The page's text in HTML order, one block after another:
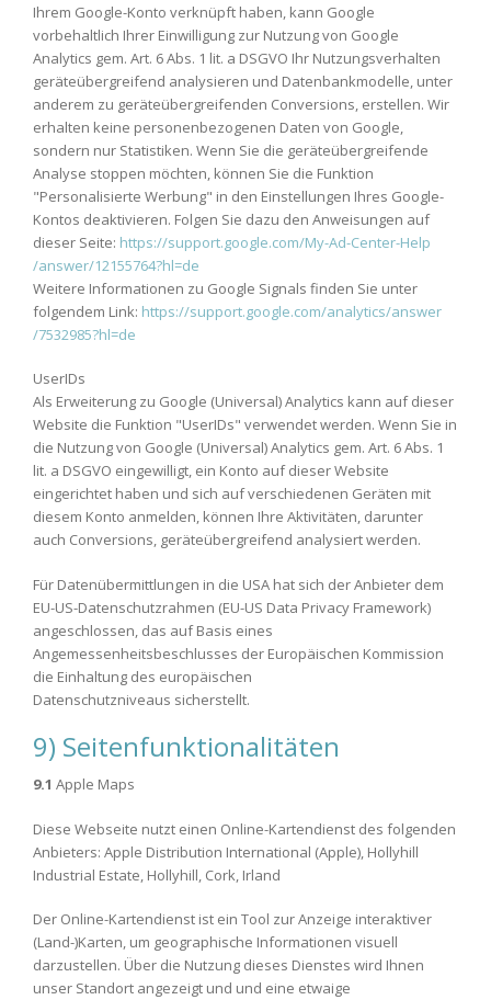
Ihrem Google-Konto verknüpft haben, kann Google
vorbehaltlich Ihrer Einwilligung zur Nutzung von Google
Analytics gem. Art. 6 Abs. 1 lit. a DSGVO Ihr Nutzungsverhalten
geräteübergreifend analysieren und Datenbankmodelle, unter
anderem zu geräteübergreifenden Conversions, erstellen. Wir
erhalten keine personenbezogenen Daten von Google,
sondern nur Statistiken. Wenn Sie die geräteübergreifende
Analyse stoppen möchten, können Sie die Funktion
"Personalisierte Werbung" in den Einstellungen Ihres Google-
Kontos deaktivieren. Folgen Sie dazu den Anweisungen auf
dieser Seite: https://support.google.com/My-Ad-Center-Help
/answer/12155764?hl=de
Weitere Informationen zu Google Signals finden Sie unter
folgendem Link: https://support.google.com/analytics/answer
/7532985?hl=de
UserIDs
Als Erweiterung zu Google (Universal) Analytics kann auf dieser
Website die Funktion "UserIDs" verwendet werden. Wenn Sie in
die Nutzung von Google (Universal) Analytics gem. Art. 6 Abs. 1
lit. a DSGVO eingewilligt, ein Konto auf dieser Website
eingerichtet haben und sich auf verschiedenen Geräten mit
diesem Konto anmelden, können Ihre Aktivitäten, darunter
auch Conversions, geräteübergreifend analysiert werden.
Für Datenübermittlungen in die USA hat sich der Anbieter dem
EU-US-Datenschutzrahmen (EU-US Data Privacy Framework)
angeschlossen, das auf Basis eines
Angemessenheitsbeschlusses der Europäischen Kommission
die Einhaltung des europäischen
Datenschutzniveaus sicherstellt.
9) Seitenfunktionalitäten
9.1 Apple Maps
Diese Webseite nutzt einen Online-Kartendienst des folgenden
Anbieters: Apple Distribution International (Apple), Hollyhill
Industrial Estate, Hollyhill, Cork, Irland
Der Online-Kartendienst ist ein Tool zur Anzeige interaktiver
(Land-)Karten, um geographische Informationen visuell
darzustellen. Über die Nutzung dieses Dienstes wird Ihnen
unser Standort angezeigt und und eine etwaige